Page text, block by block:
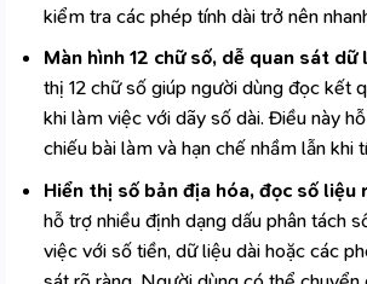
kiểm tra các phép tính dài trở nên
Màn hình 12 chữ số, dễ quan sát dữ
thị 12 chữ số giúp người dùng đọc kết
khi làm việc với dãy số dài. Điều này
chiếu bài làm và hạn chế nhầm lẫn khi
Hiển thị số bản địa hóa, đọc số liệu
hỗ trợ nhiều định dạng dấu phân tách
việc với số tiền, dữ liệu dài hoặc các